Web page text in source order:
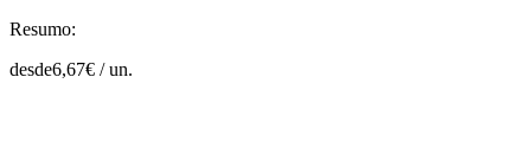
Resumo:
desde6,67€ /un.